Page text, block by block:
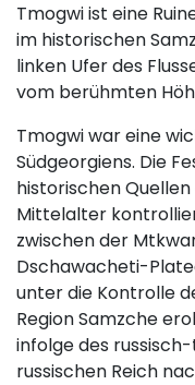
Tmogwi ist eine
im historischen
linken Ufer des
vom berühmten
Tmogwi war eine
Südgeorgiens. Die
historischen
Mittelalter
zwischen der
Dschawacheti-
unter die Kontrolle
Region Samzche
infolge des
russischen Reich